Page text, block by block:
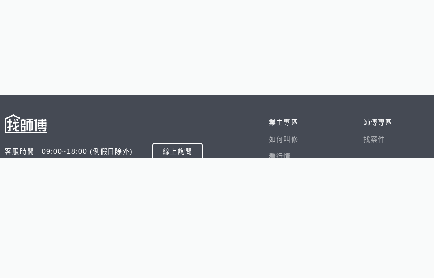
客服時間 09:00~18:00 (例假日除外) 線上詢問
業主專區
如何叫修
看行情
師傅專區
找案件